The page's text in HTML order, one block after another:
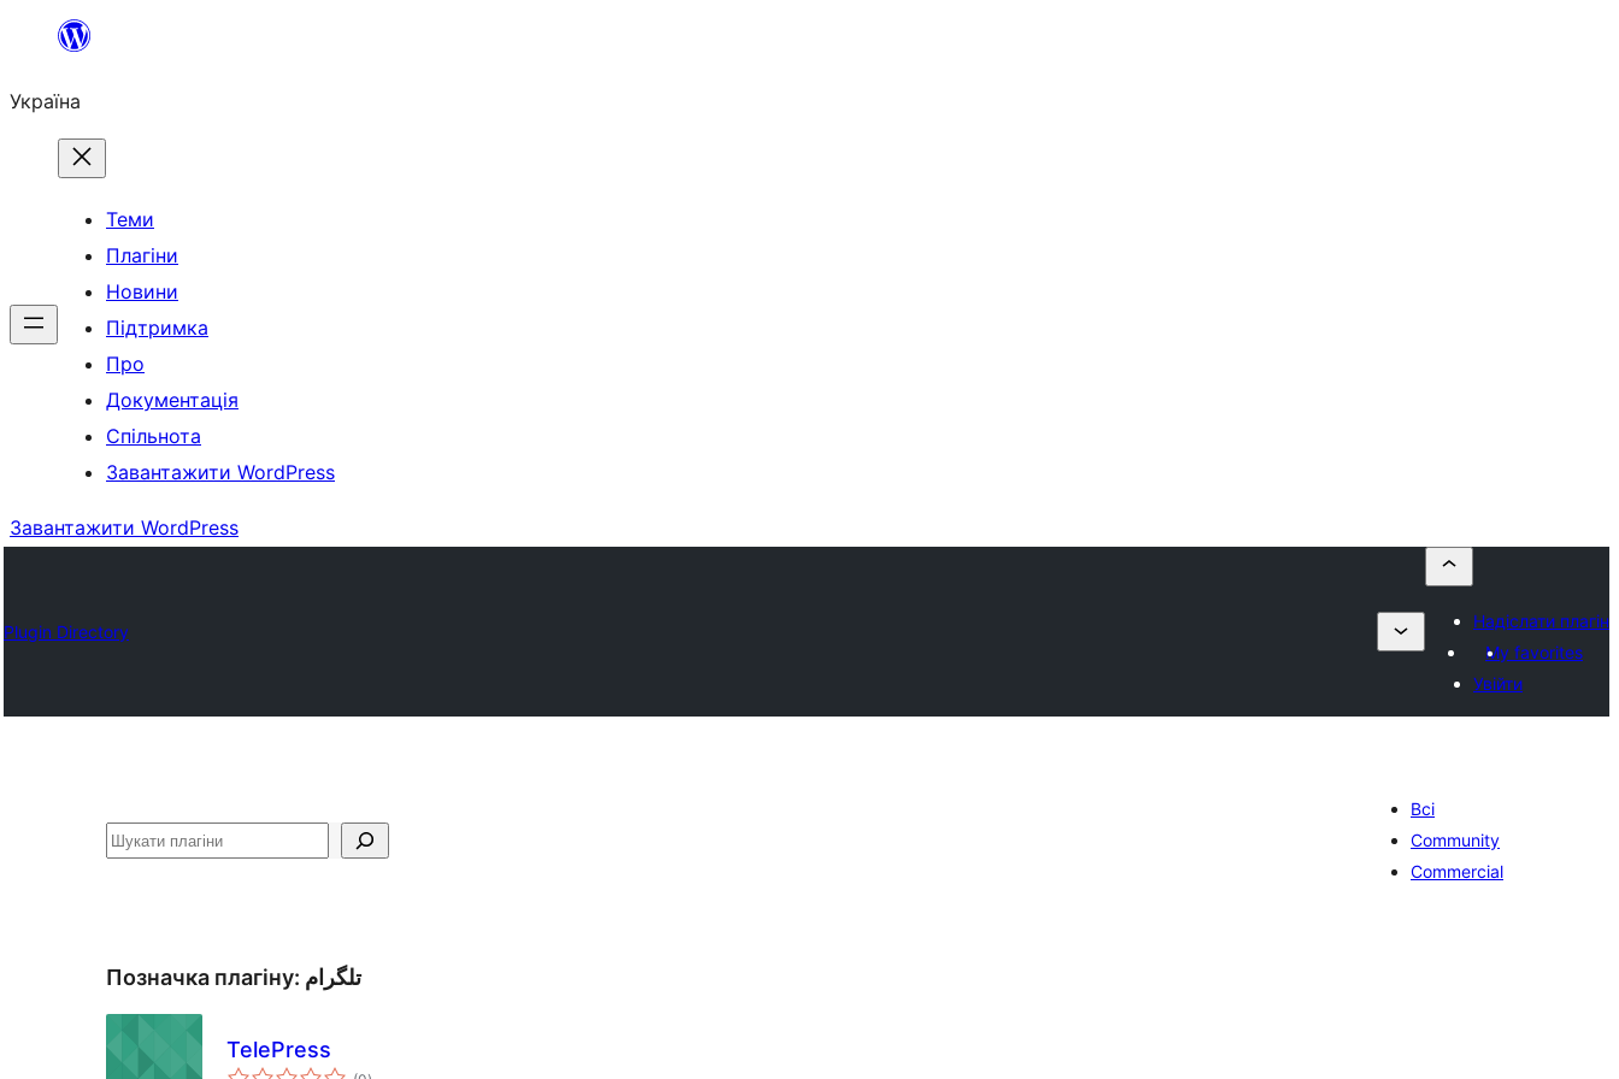
Перейти
вмісту
Україна
Теми
Плагіни
Новини
Підтримка
Про
Документація
Спільнота
Завантажити WordPress
Завантажити WordPress
Plugin Directory
Надіслати плагін
My favorites
Увійти
Пошук
Всі
Community
Commercial
Позначка плагіну: تلگرام
TelePress
загальний